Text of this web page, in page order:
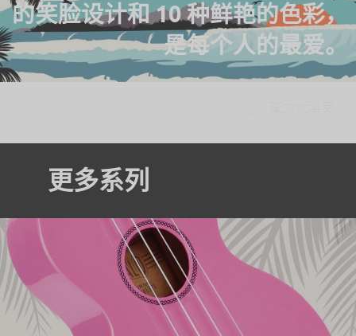
的笑脸设计和 10 种鲜艳的色彩，
是每个人的最爱。
更多系列